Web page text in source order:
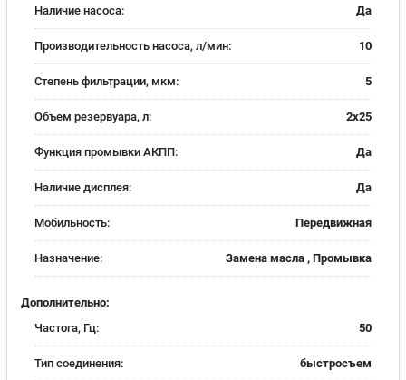
Наличие насоса: Да
Производительность насоса, л/мин: 10
Степень фильтрации, мкм: 5
Объем резервуара, л: 2х25
Функция промывки АКПП: Да
Наличие дисплея: Да
Мобильность: Передвижная
Назначение: Замена масла , Промывка
Дополнительно:
Частога, Гц:
50
Тип соединения: быстросъем